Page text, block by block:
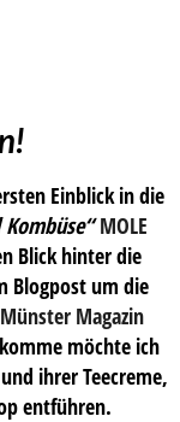
Einblick in die
MOLE
Blick hinter die
Blogpost um die
Münster Magazin
möchte ich
ihrer Teecreme,
entführen.